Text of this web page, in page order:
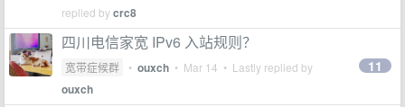
replied bycrc8
四川电信家宽 IPv6 入站规则？
宽带症候群 • ouxch • Mar 14 • Lastly replied by
ouxch
11